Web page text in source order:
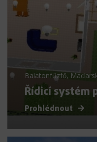
Balatonfűzfő,
Řídicí systém
Prohlédnout